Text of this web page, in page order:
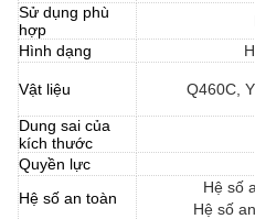
Sử dụng phù
hợp
Hình dạng
Vật liệu Q460C,
Dung sai của
kích thước
Quyền lực
Hệ số an toàn
Hệ số
Hệ số